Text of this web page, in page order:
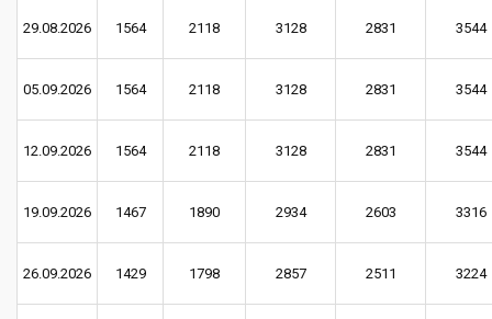
29.08.2026 1564 2118 3128 2831 3544
05.09.2026 1564 2118 3128 2831 3544
12.09.2026 1564 2118 3128 2831 3544
19.09.2026 1467 1890 2934 2603 3316
26.09.2026 1429 1798 2857 2511 3224